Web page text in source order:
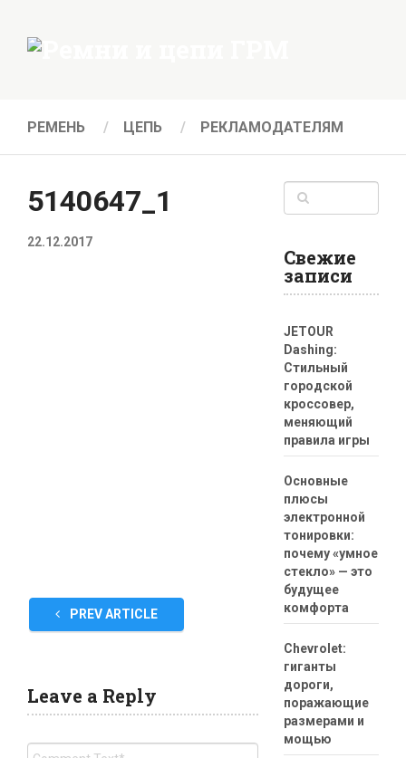
РЕМЕНЬ ЦЕПЬ РЕКЛАМОДАТЕЛЯМ
5140647_1
22.12.2017
PREV ARTICLE
Leave a Reply
Свежие
записи
JETOUR
Dashing:
Стильный
городской
кроссовер,
меняющий
правила игры
Основные
плюсы
электронной
тонировки:
почему «умное
стекло» — это
будущее
комфорта
Chevrolet:
гиганты
дороги,
поражающие
размерами и
мощью